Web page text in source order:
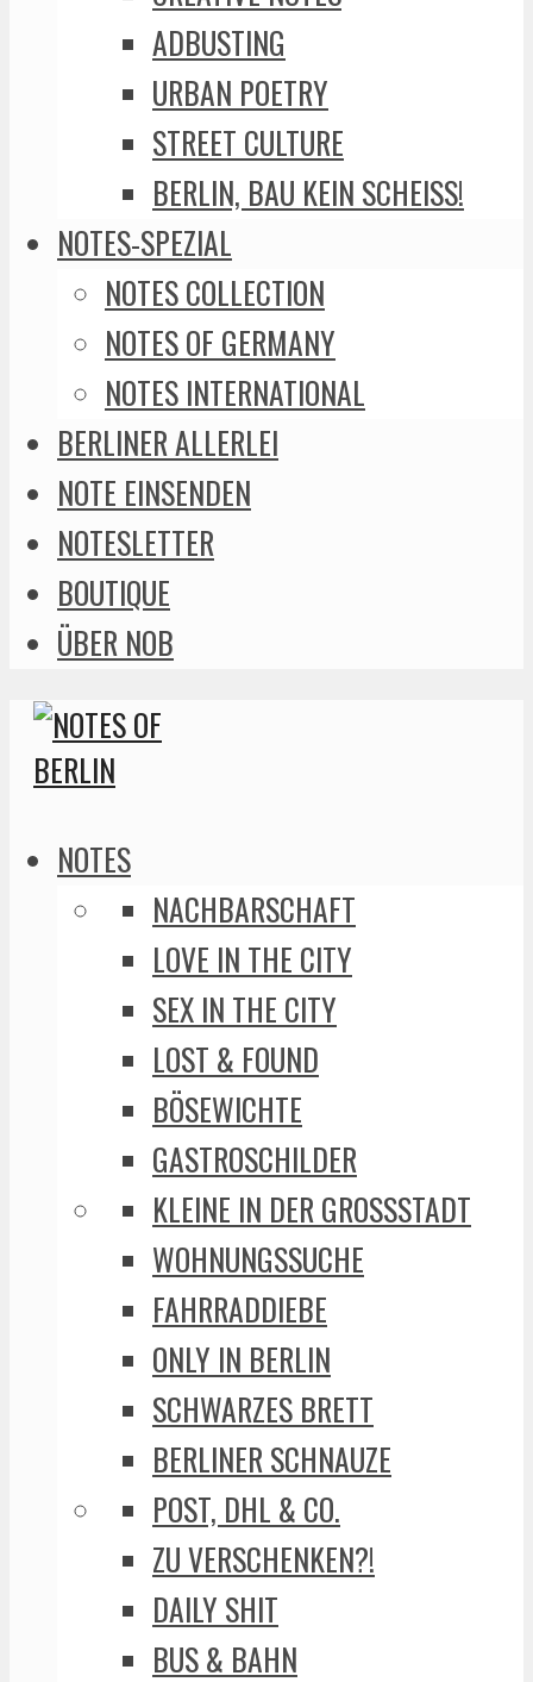
ADBUSTING
URBAN POETRY
STREET CULTURE
BERLIN, BAU KEIN SCHEISS!
NOTES-SPEZIAL
NOTES COLLECTION
NOTES OF GERMANY
NOTES INTERNATIONAL
BERLINER ALLERLEI
NOTE EINSENDEN
NOTESLETTER
BOUTIQUE
ÜBER NOB
NOTES
NACHBARSCHAFT
LOVE IN THE CITY
SEX IN THE CITY
LOST & FOUND
BÖSEWICHTE
GASTROSCHILDER
KLEINE IN DER GROSSSTADT
WOHNUNGSSUCHE
FAHRRADDIEBE
ONLY IN BERLIN
SCHWARZES BRETT
BERLINER SCHNAUZE
POST, DHL & CO.
ZU VERSCHENKEN?!
DAILY SHIT
BUS & BAHN